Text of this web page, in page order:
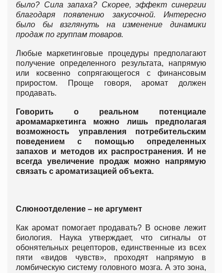
было? Сила запаха? Скорее, эффект синергии
благодаря появлению закусочной. Интересно
было бы взглянуть на изменение динамики
продаж по группам товаров.
Любые маркетинговые процедуры предполагают
получение определенного результата, напрямую
или косвенно сопрягающегося с финансовым
приростом. Проще говоря, аромат должен
продавать.
Говорить о реальном потенциале
аромамаркетинга можно лишь предполагая
возможность управления потребительским
поведением с помощью определенных
запахов и методов их распространения. И не
всегда увеличение продаж можно напрямую
связать с ароматизацией объекта.
Слюноотделение – не аргумент
Как аромат помогает продавать? В основе лежит
биология. Наука утверждает, что сигналы от
обонятельных рецепторов, единственные из всех
пяти «видов чувств», проходят напрямую в
ломбическую систему головного мозга. А это зона,